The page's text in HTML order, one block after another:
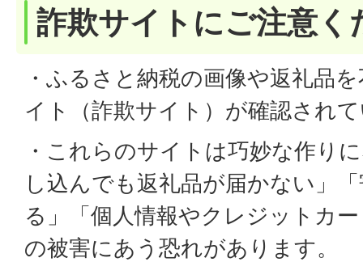
詐欺サイトにご注意く
・ふるさと納税の画像や返礼品
イト（詐欺サイト）が確認され
・これらのサイトは巧妙な作り
し込んでも返礼品が届かない」
る」「個人情報やクレジットカ
の被害にあう恐れがあります。